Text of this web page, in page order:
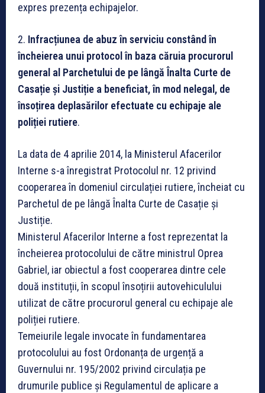
expres prezența echipajelor.
2. Infracțiunea de abuz în serviciu constând în
încheierea unui protocol în baza căruia procurorul
general al Parchetului de pe lângă Înalta Curte de
Casație și Justiție a beneficiat, în mod nelegal, de
însoțirea deplasărilor efectuate cu echipaje ale
poliției rutiere.
La data de 4 aprilie 2014, la Ministerul Afacerilor
Interne s-a înregistrat Protocolul nr. 12 privind
cooperarea în domeniul circulației rutiere, încheiat cu
Parchetul de pe lângă Înalta Curte de Casație și
Justiție.
Ministerul Afacerilor Interne a fost reprezentat la
încheierea protocolului de către ministrul Oprea
Gabriel, iar obiectul a fost cooperarea dintre cele
două instituții, în scopul însoțirii autovehiculului
utilizat de către procurorul general cu echipaje ale
poliției rutiere.
Temeiurile legale invocate în fundamentarea
protocolului au fost Ordonanța de urgență a
Guvernului nr. 195/2002 privind circulația pe
drumurile publice și Regulamentul de aplicare a